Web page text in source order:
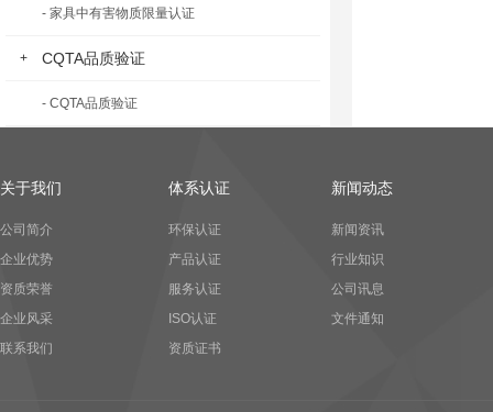
- 家具中有害物质限量认证
+ CQTA品质验证
- CQTA品质验证
关于我们
公司简介
企业优势
资质荣誉
企业风采
联系我们
体系认证
环保认证
产品认证
服务认证
ISO认证
资质证书
新闻动态
新闻资讯
行业知识
公司讯息
文件通知